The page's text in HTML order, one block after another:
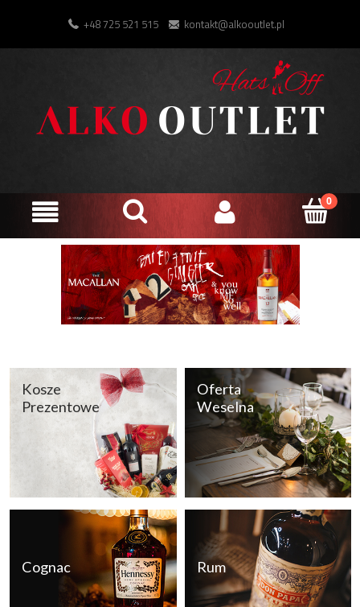
+48 725 521 515 kontakt@alkooutlet.pl
Kosze
Prezentowe
Oferta
Weselna
Cognac Rum